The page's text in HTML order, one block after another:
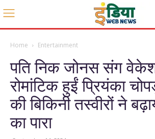
Home Entertainment
पति निक जोनस संग
रोमांटिक हुईं प्रियंका
की बिकिनी तस्वीरों ने
का पारा